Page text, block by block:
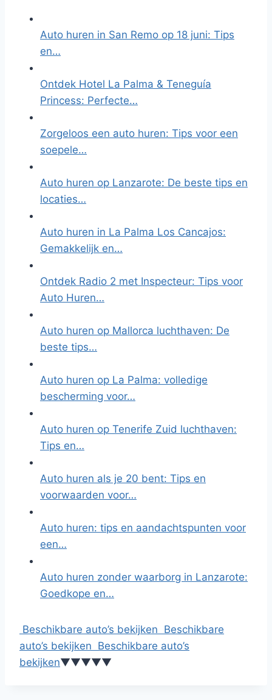
Auto huren in San Remo op 18 juni: Tips
en…
Ontdek Hotel La Palma & Teneguía
Princess: Perfecte…
Zorgeloos een auto huren: Tips voor een
soepele…
Auto huren op Lanzarote: De beste tips en
locaties…
Auto huren in La Palma Los Cancajos:
Gemakkelijk en…
Ontdek Radio 2 met Inspecteur: Tips voor
Auto Huren…
Auto huren op Mallorca luchthaven: De
beste tips…
Auto huren op La Palma: volledige
bescherming voor…
Auto huren op Tenerife Zuid luchthaven:
Tips en…
Auto huren als je 20 bent: Tips en
voorwaarden voor…
Auto huren: tips en aandachtspunten voor
een…
Auto huren zonder waarborg in Lanzarote:
Goedkope en…
Beschikbare auto’s bekijken Beschikbare
auto’s bekijken Beschikbare auto’s
bekijken▼▼▼▼▼